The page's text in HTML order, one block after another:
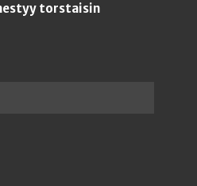
torstaisin